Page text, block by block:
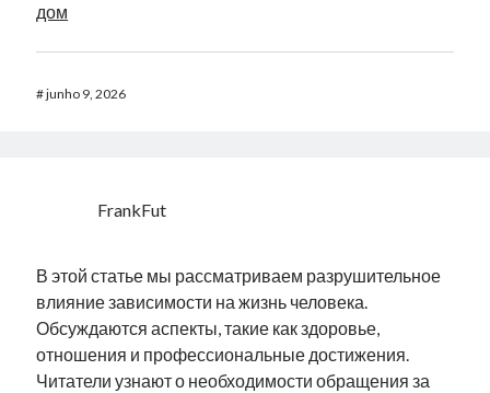
дом
#junho 9, 2026
FrankFut
В этой статье мы рассматриваем разрушительное
влияние зависимости на жизнь человека.
Обсуждаются аспекты, такие как здоровье,
отношения и профессиональные достижения.
Читатели узнают о необходимости обращения за